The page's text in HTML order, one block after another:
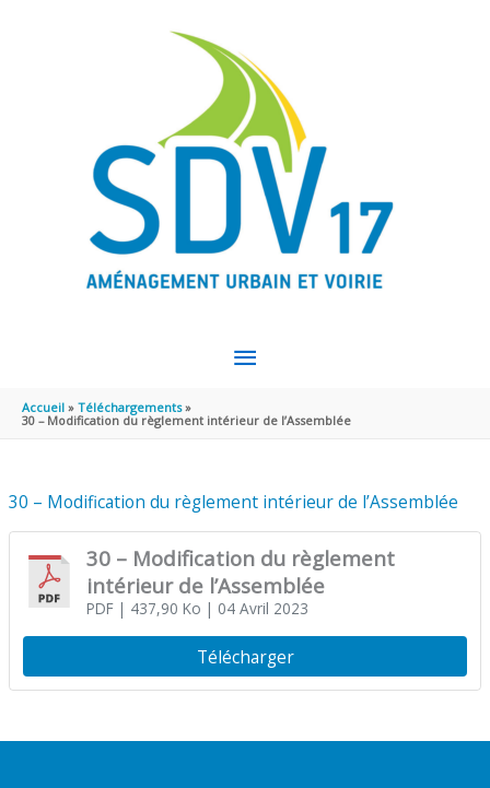
MENU
PRINCIPAL
Accueil
Téléchargements
30 – Modification du règlement intérieur de l’Assemblée
30 – Modification du règlement intérieur de l’Assemblée
30 – Modification du règlement
intérieur de l’Assemblée
PDF| 437,90 Ko | 04 Avril 2023
Télécharger